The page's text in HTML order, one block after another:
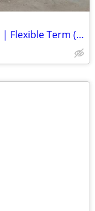
2268 - Frederick | 5,000-160,000 sq ft | Flexible Term (Frederick) #22